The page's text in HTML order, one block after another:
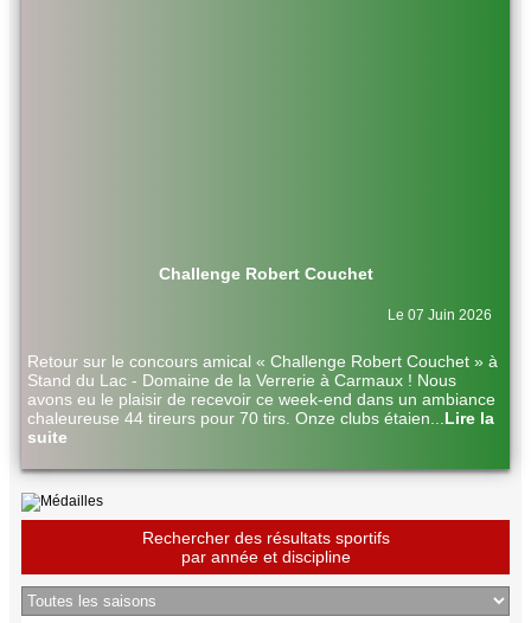
Challenge Robert Couchet
Le 07 Juin 2026
Retour sur le concours amical « Challenge Robert Couchet » à
Stand du Lac - Domaine de la Verrerie à Carmaux ! Nous
avons eu le plaisir de recevoir ce week-end dans un ambiance
chaleureuse 44 tireurs pour 70 tirs. Onze clubs étaien
Lire la
suite
Rechercher des résultats sportifs
par année et discipline